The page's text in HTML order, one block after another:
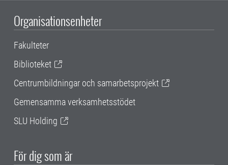
Organisationsenheter
Fakulteter
Biblioteket
Centrumbildningar och samarbetsprojekt
Gemensamma verksamhetsstödet
SLU Holding
För dig som är